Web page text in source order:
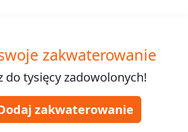
zakwaterowanie
do tysięcyzadowolonych!
zakwaterowanie